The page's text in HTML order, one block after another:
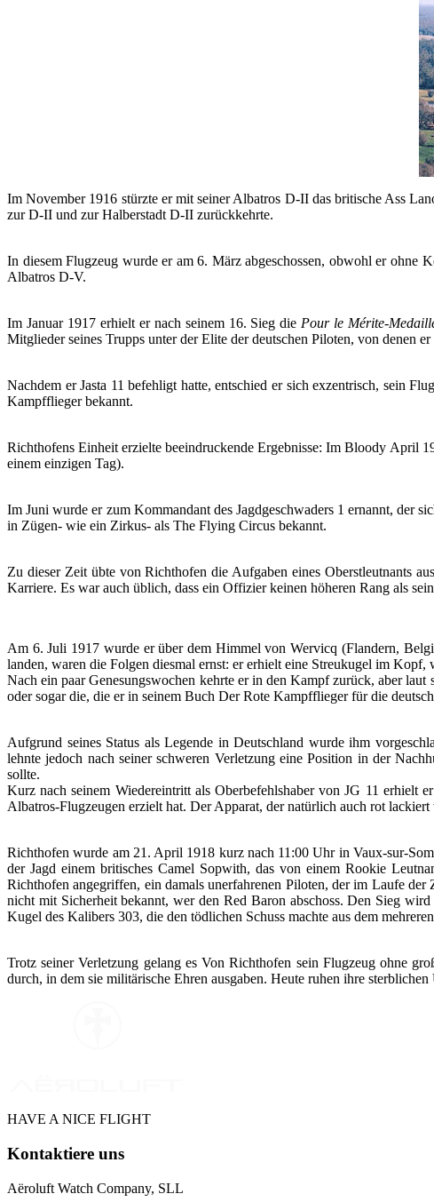
Im November 1916 stürzte er mit seiner Albatros D-II das britische Ass
zur D-II und zur Halberstadt D-II zurückkehrte.
In diesem Flugzeug wurde er am 6. März abgeschossen, obwohl er ohne
Albatros D-V.
Im Januar 1917 erhielt er nach seinem 16. Sieg diePour le Mérite-
Mitglieder seines Trupps unter der Elite der deutschen Piloten, von denen
Nachdem er Jasta 11 befehligt hatte, entschied er sich exzentrisch, sein
Kampfflieger bekannt.
Richthofens Einheit erzielte beeindruckende Ergebnisse: Im Bloody April
einem einzigen Tag).
Im Juni wurde er zum Kommandant des Jagdgeschwaders 1 ernannt, der
in Zügen- wie ein Zirkus- als The Flying Circus bekannt.
Zu dieser Zeit übte von Richthofen die Aufgaben eines Oberstleutnants
Karriere. Es war auch üblich, dass ein Offizier keinen höheren Rang als
Am 6. Juli 1917 wurde er über dem Himmel von Wervicq (Flandern,
landen, waren die Folgen diesmal ernst: er erhielt eine Streukugel im Kopf,
Nach ein paar Genesungswochen kehrte er in den Kampf zurück, aber
oder sogar die, die er in seinem Buch Der Rote Kampfflieger für die
Aufgrund seines Status als Legende in Deutschland wurde ihm
lehnte jedoch nach seiner schweren Verletzung eine Position in der
sollte.
Kurz nach seinem Wiedereintritt als Oberbefehlshaber von JG 11
Albatros-Flugzeugen erzielt hat. Der Apparat, der natürlich auch rot
Richthofen wurde am 21. April 1918 kurz nach 11:00 Uhr in Vaux-sur-
der Jagd einem britisches Camel Sopwith, das von einem Rookie
Richthofen angegriffen, ein damals unerfahrenen Piloten, der im Laufe
nicht mit Sicherheit bekannt, wer den Red Baron abschoss. Den Sieg
Kugel des Kalibers 303, die den tödlichen Schuss machte aus dem
Trotz seiner Verletzung gelang es Von Richthofen sein Flugzeug ohne
durch, in dem sie militärische Ehren ausgaben. Heute ruhen ihre sterblichen
HAVE A NICE FLIGHT
Kontaktiere uns
Aëroluft Watch Company, SLL